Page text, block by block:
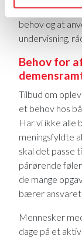
behov og at
undervisning,
Behov for
Tilbud om
et behov hos
Har vi ikke alle
meningsfyldte
skal det passe
pårørende
de mange
bærer ansvaret
Mennesker
dage på et